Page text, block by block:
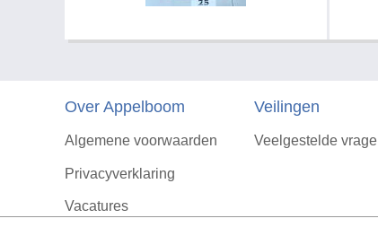
Over Appelboom
Algemene voorwaarden
Privacyverklaring
Vacatures
Veilingen
Veelgestelde